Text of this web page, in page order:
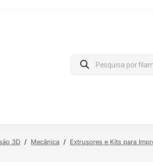
Products
search
3D / Mecânica / Extrusores e Kits para